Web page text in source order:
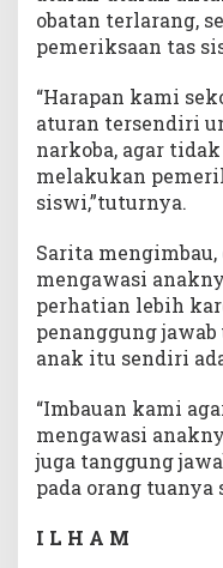
obatan terlarang,
pemeriksaan tas
“Harapan kami
aturan tersendiri
narkoba, agar
melakukan
siswi,”tuturnya.
Sarita
mengawasi
perhatian lebih
penanggung
anak itu sendiri
“Imbauan kami
mengawasi
juga tanggung
pada orang tuanya
I L H A M